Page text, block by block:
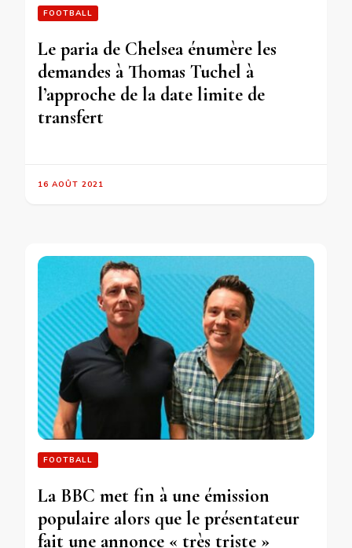
FOOTBALL
Le paria de Chelsea énumère les
demandes à Thomas Tuchel à
l’approche de la date limite de
transfert
16 AOÛT 2021
FOOTBALL
La BBC met fin à une émission
populaire alors que le présentateur
fait une annonce « très triste »